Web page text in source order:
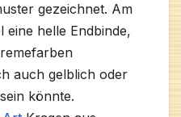
gezeichnet. Am
eine helle Endbinde,
auch gelblich oder
könnte.